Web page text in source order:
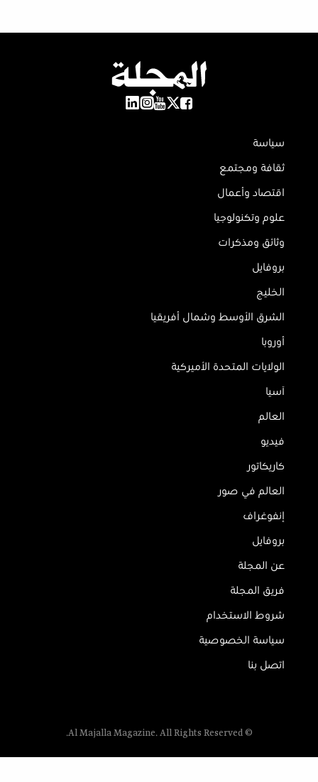
سياسة
ثقافة ومجتمع
اقتصاد وأعمال
علوم وتكنولوجيا
وثائق ومذكرات
بروفايل
الخليج
الشرق الأوسط وشمال أفريقيا
أوروبا
الولايات المتحدة الأميركية
آسيا
العالم
فيديو
كاريكاتور
العالم في صور
إنفوغراف
بروفايل
عن المجلة
فريق المجلة
شروط الاستخدام
سياسة الخصوصية
اتصل بنا
© Al Majalla Magazine. All Rights Reserved.